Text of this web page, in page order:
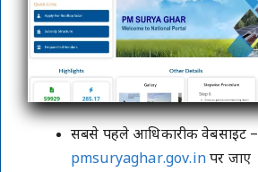
सबसे पहले आधिकारीक वेबसाइट –
pmsuryaghar.gov.inपर जाए